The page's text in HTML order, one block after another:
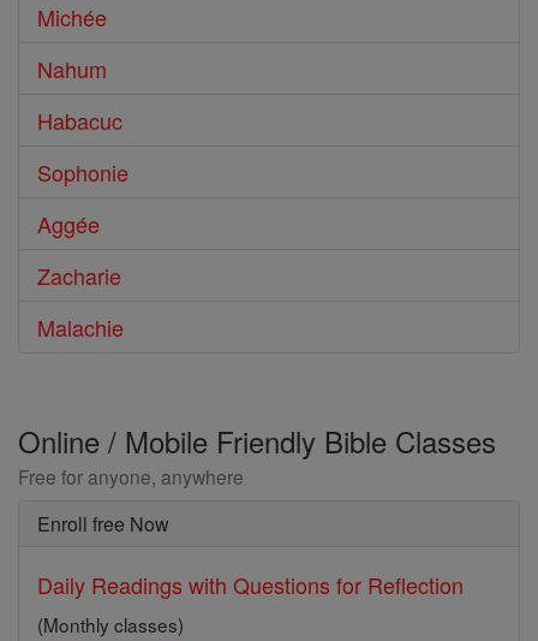
Michée
Nahum
Habacuc
Sophonie
Aggée
Zacharie
Malachie
Online / Mobile Friendly Bible Classes
Free for anyone, anywhere
Enroll free Now
Daily Readings with Questions for Reflection
(Monthly classes)